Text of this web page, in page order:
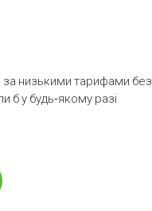
за низькими тарифами без
б у будь-якому разі